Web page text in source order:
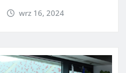
wrz 16, 2024